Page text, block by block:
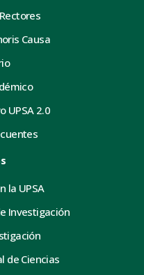
Causa
UPSA 2.0
la UPSA
Investigación
de Ciencias